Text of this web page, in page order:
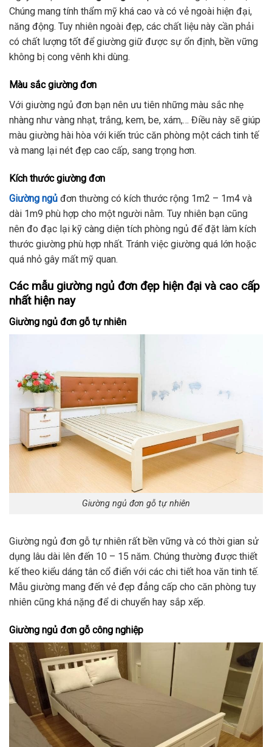
Chúng mang tính thẩm mỹ khá cao và có vẻ ngoài hiện đại,
năng động. Tuy nhiên ngoài đẹp, các chất liệu này cần phải
có chất lượng tốt để giường giữ được sự ổn định, bền vững
không bị cong vênh khi dùng.
Màu sắc giường đơn
Với giường ngủ đơn bạn nên ưu tiên những màu sắc nhẹ
nhàng như vàng nhạt, trắng, kem, be, xám,… Điều này sẽ giúp
màu giường hài hòa với kiến trúc căn phòng một cách tinh tế
và mang lại nét đẹp cao cấp, sang trọng hơn.
Kích thước giường đơn
Giường ngủ đơn thường có kích thước rộng 1m2 – 1m4 và
dài 1m9 phù hợp cho một người nằm. Tuy nhiên bạn cũng
nên đo đạc lại kỹ càng diện tích phòng ngủ để đặt làm kích
thước giường phù hợp nhất. Tránh việc giường quá lớn hoặc
quá nhỏ gây mất mỹ quan.
Các mẫu giường ngủ đơn đẹp hiện đại và cao cấp
nhất hiện nay
Giường ngủ đơn gỗ tự nhiên
Giường ngủ đơn gỗ tự nhiên
Giường ngủ đơn gỗ tự nhiên rất bền vững và có thời gian sử
dụng lâu dài lên đến 10 – 15 năm. Chúng thường được thiết
kế theo kiểu dáng tân cổ điển với các chi tiết hoa văn tinh tế.
Mẫu giường mang đến vẻ đẹp đẳng cấp cho căn phòng tuy
nhiên cũng khá nặng để di chuyển hay sắp xếp.
Giường ngủ đơn gỗ công nghiệp